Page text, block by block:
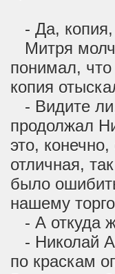
- Да, копия,
Митря
понимал,
копия
- Видите
продолжал
это,
отличная,
было
нашему
- А откуда
- Николай
по краскам